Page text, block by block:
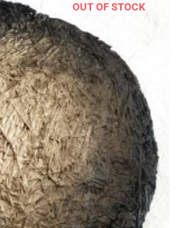
OUT OF STOCK